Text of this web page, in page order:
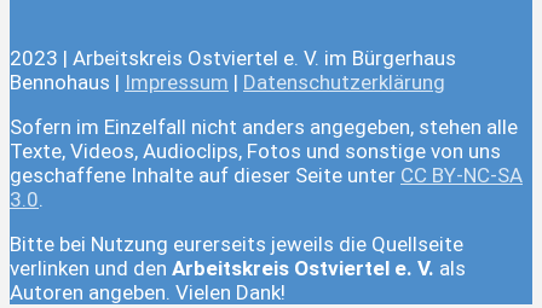
2023 | Arbeitskreis Ostviertel e. V. im Bürgerhaus
Bennohaus | Impressum | Datenschutzerklärung
Sofern im Einzelfall nicht anders angegeben, stehen alle
Texte, Videos, Audioclips, Fotos und sonstige von uns
geschaffene Inhalte auf dieser Seite unter CC BY-NC-SA
3.0.
Bitte bei Nutzung eurerseits jeweils die Quellseite
verlinken und den Arbeitskreis Ostviertel e. V. als
Autoren angeben. Vielen Dank!